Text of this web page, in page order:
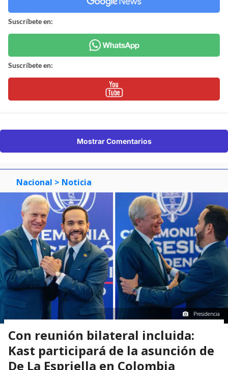
Suscríbete en:
Suscríbete en:
Mostrar Comentarios
Nacional > Noticia
Presidencia
Con reunión bilateral incluida:
Kast participará de la asunción de
De La Espriella en Colombia